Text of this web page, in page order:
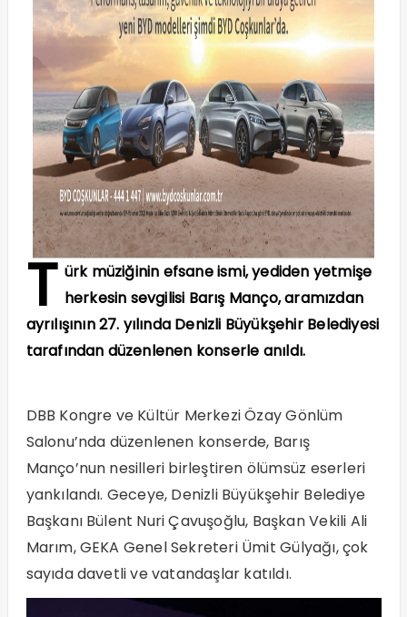
T ürk müziğinin efsane ismi, yediden yetmişe
herkesin sevgilisi Barış Manço, aramızdan
ayrılışının 27. yılında Denizli Büyükşehir Belediyesi
tarafından düzenlenen konserle anıldı.
DBB Kongre ve Kültür Merkezi Özay Gönlüm
Salonu’nda düzenlenen konserde, Barış
Manço’nun nesilleri birleştiren ölümsüz eserleri
yankılandı. Geceye, Denizli Büyükşehir Belediye
Başkanı Bülent Nuri Çavuşoğlu, Başkan Vekili Ali
Marım, GEKA Genel Sekreteri Ümit Gülyağı, çok
sayıda davetli ve vatandaşlar katıldı.